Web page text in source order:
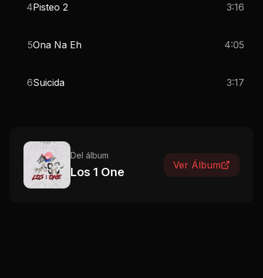
4Pisteo 2 3:16
5Ona Na Eh 4:05
6Suicida 3:17
Del álbum
Los 1 One Ver Álbum